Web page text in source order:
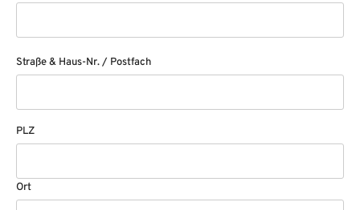
Straße & Haus-Nr. / Postfach
PLZ
Ort